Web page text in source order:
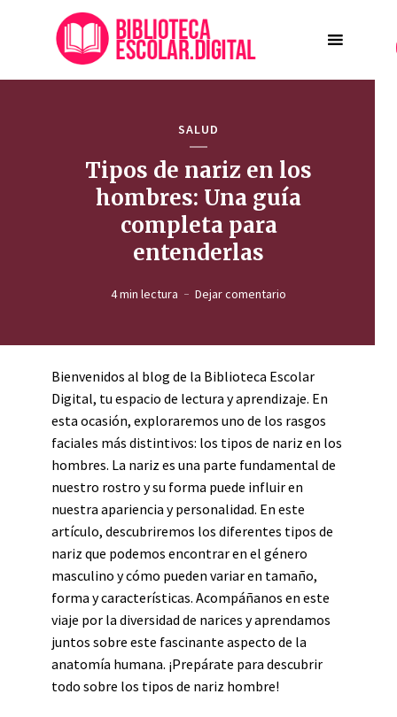
SALUD
Tipos de nariz en los
hombres: Una guía
completa para
entenderlas
4 min lectura Dejar comentario
Bienvenidos al blog de la Biblioteca Escolar
Digital, tu espacio de lectura y aprendizaje. En
esta ocasión, exploraremos uno de los rasgos
faciales más distintivos: los tipos de nariz en los
hombres. La nariz es una parte fundamental de
nuestro rostro y su forma puede influir en
nuestra apariencia y personalidad. En este
artículo, descubriremos los diferentes tipos de
nariz que podemos encontrar en el género
masculino y cómo pueden variar en tamaño,
forma y características. Acompáñanos en este
viaje por la diversidad de narices y aprendamos
juntos sobre este fascinante aspecto de la
anatomía humana. ¡Prepárate para descubrir
todo sobre los tipos de nariz hombre!